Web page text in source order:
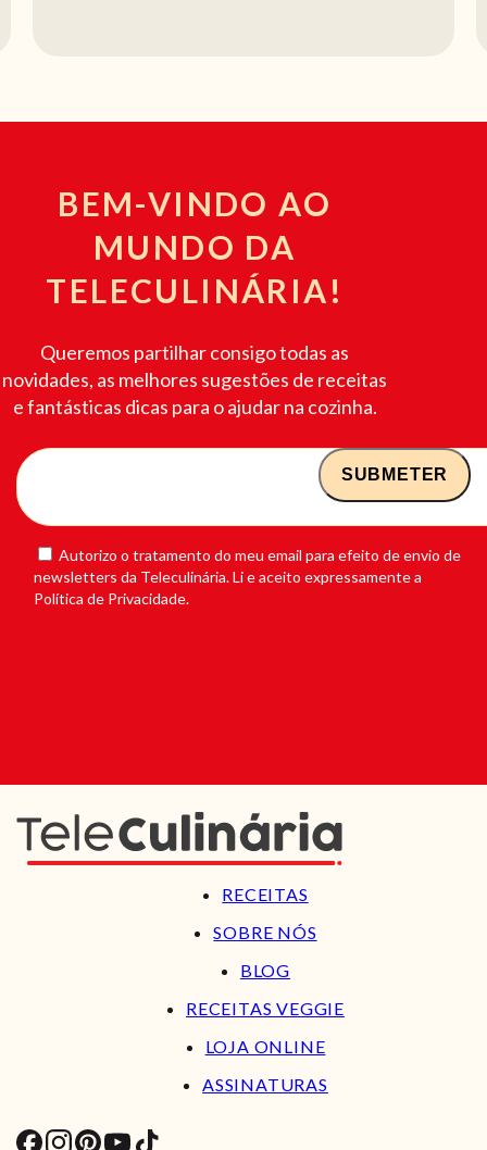
BEM-VINDO AO
MUNDO DA
TELECULINÁRIA!
Queremos partilhar consigo todas as
novidades, as melhores sugestões de receitas
e fantásticas dicas para o ajudar na cozinha.
Autorizo o tratamento do meu email para efeito de envio de
newsletters da Teleculinária. Li e aceito expressamente a
Política de Privacidade.
RECEITAS
SOBRE NÓS
BLOG
RECEITAS VEGGIE
LOJA ONLINE
ASSINATURAS